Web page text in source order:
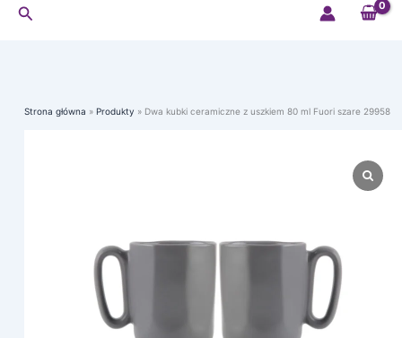
Szukaj
Strona główna Produkty Dwa kubki ceramiczne z uszkiem 80 ml Fuori szare 29958